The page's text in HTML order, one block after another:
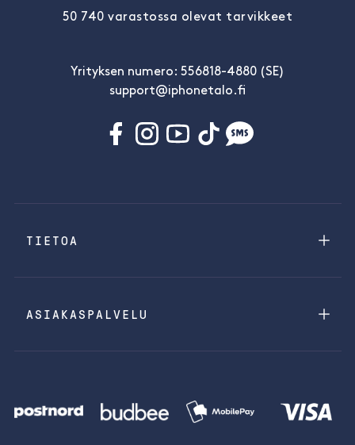
50 740 varastossa olevat tarvikkeet
Yrityksen numero: 556818-4880 (SE)
support@iphonetalo.fi
TIETOA
ASIAKASPALVELU